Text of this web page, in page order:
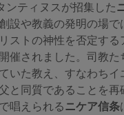
ンティヌスが招集した
設や教義の発明の場で
ストの神性を否定する
催されました。司教た
いた教え、すなわちイ
と同質であることを再
唱えられるニケア信条